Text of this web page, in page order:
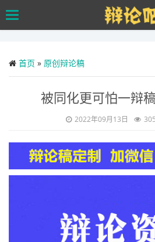
to
main
Toggle
首页 » 原创辩论稿
被同化更可怕一辩
2022年09月13日